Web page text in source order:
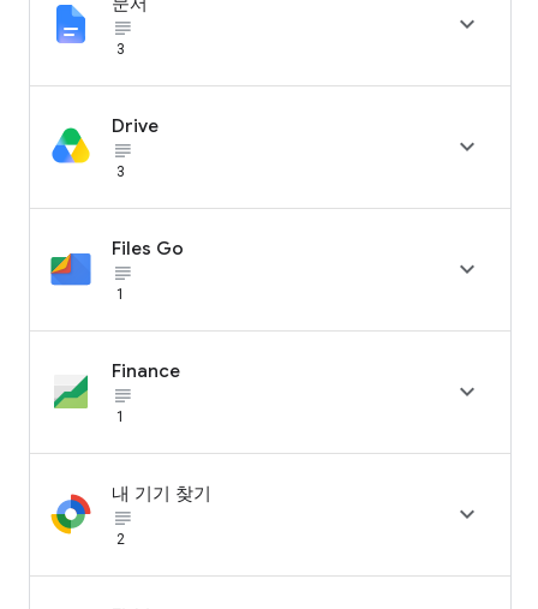
subject_black
3

Drive
subject_black
3

Files Go
subject_black
1

Finance
subject_black
1

내 기기 찾기
subject_black
2
